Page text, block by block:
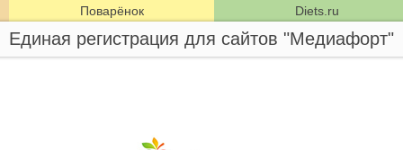
Поварёнок Diets.ru
Единая регистрация для сайтов "Медиафорт"